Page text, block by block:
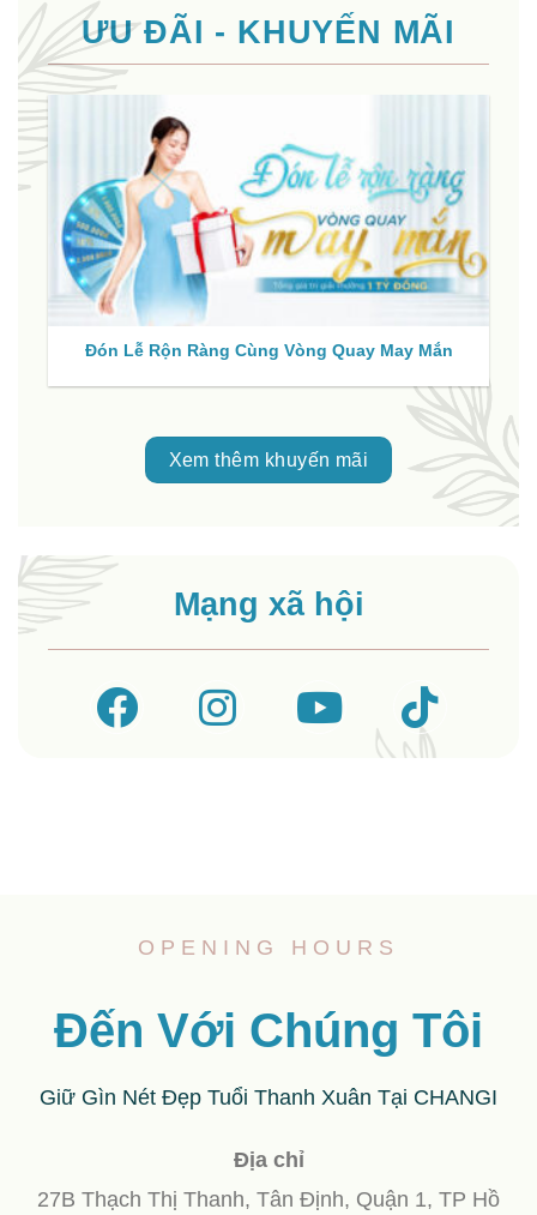
ƯU ĐÃI - KHUYẾN MÃI
Đón Lễ Rộn Ràng Cùng Vòng Quay May Mắn
Xem thêm khuyến mãi
Mạng xã hội
OPENING HOURS
Đến Với Chúng Tôi
Giữ Gìn Nét Đẹp Tuổi Thanh Xuân Tại CHANGI
Địa chỉ
27B Thạch Thị Thanh, Tân Định, Quận 1, TP Hồ